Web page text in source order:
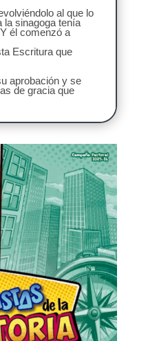
al que lo
la sinagoga tenía
él comenzó a
Escritura que
aprobación y se
de gracia que